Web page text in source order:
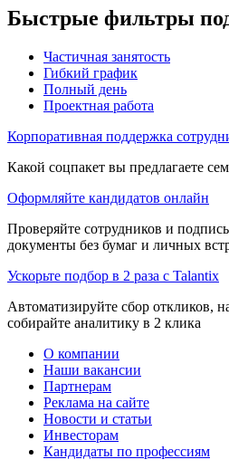
Быстрые фильтры
Частичная занятость
Гибкий график
Полный день
Проектная работа
Корпоративная поддержка
Какой соцпакет вы предлагаете
Оформляйте кандидатов онлайн
Проверяйте сотрудников и
документы без бумаг и личных
Ускорьте подбор в 2 раза с Talantix
Автоматизируйте сбор откликов,
собирайте аналитику в 2 клика
О компании
Наши вакансии
Партнерам
Реклама на сайте
Новости и статьи
Инвесторам
Кандидаты по профессиям